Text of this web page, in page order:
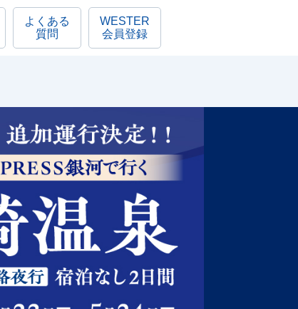
よくある
質問
WESTER
会員登録